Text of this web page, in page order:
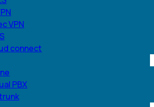
VPN
connect
PBX